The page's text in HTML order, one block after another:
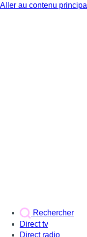
Aller au contenu principal
Rechercher
Direct tv
Direct radio